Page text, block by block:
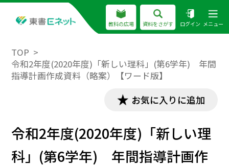
教科の広場 資料をさがす ログイン メニュー
TOP
令和2年度(2020年度)「新しい理科」(第6学年) 年間
指導計画作成資料（略案）【ワード版】
お気に入りに追加
令和2年度(2020年度)「新しい理
科」(第6学年) 年間指導計画作